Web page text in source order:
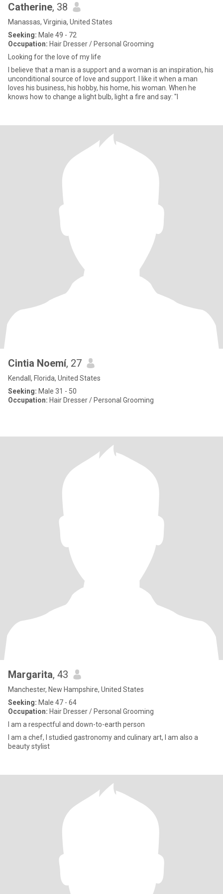
Catherine, 38
Manassas, Virginia, United States
Seeking: Male 49 - 72
Occupation: Hair Dresser / Personal Grooming
Looking for the love of my life
I believe that a man is a support and a woman is an inspiration, his
unconditional source of love and support. I like it when a man
loves his business, his hobby, his home, his woman. When he
knows how to change a light bulb, light a fire and say: "I
Cintia Noemí, 27
Kendall, Florida, United States
Seeking: Male 31 - 50
Occupation: Hair Dresser / Personal Grooming
Margarita, 43
Manchester, New Hampshire, United States
Seeking: Male 47 - 64
Occupation: Hair Dresser / Personal Grooming
I am a respectful and down-to-earth person
I am a chef, I studied gastronomy and culinary art, I am also a
beauty stylist